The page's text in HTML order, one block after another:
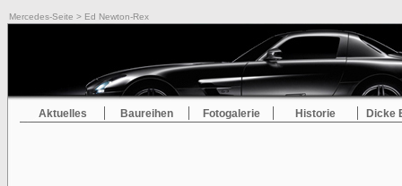
Mercedes-Seite > Ed Newton-Rex
Aktuelles Baureihen Fotogalerie Historie Dicke